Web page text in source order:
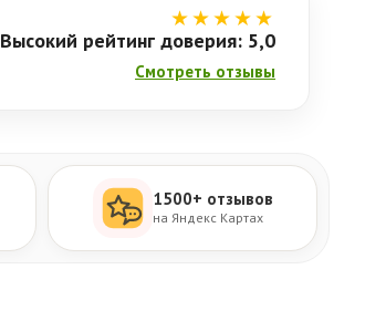
★★★★★
Высокий рейтинг доверия: 5,0
Смотреть отзывы
1500+ отзывов
на Яндекс Картах